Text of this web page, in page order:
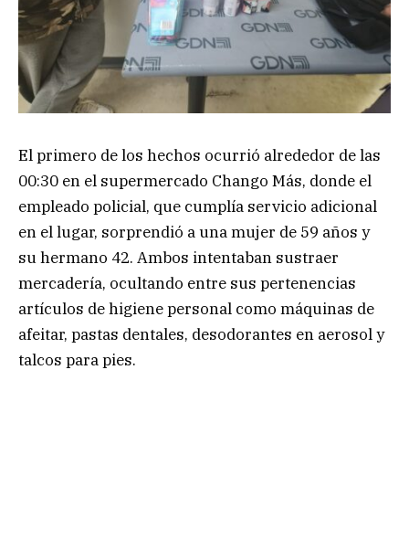
El primero de los hechos ocurrió alrededor de las
00:30 en el supermercado Chango Más, donde el
empleado policial, que cumplía servicio adicional
en el lugar, sorprendió a una mujer de 59 años y
su hermano 42. Ambos intentaban sustraer
mercadería, ocultando entre sus pertenencias
artículos de higiene personal como máquinas de
afeitar, pastas dentales, desodorantes en aerosol y
talcos para pies.